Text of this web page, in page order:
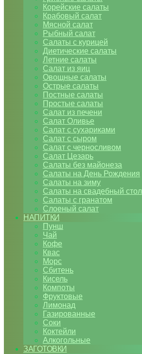
Корейские салаты
Крабовый салат
Мясной салат
Рыбный салат
Салаты с курицей
Диетические салаты
Летние салаты
Салат из яиц
Овощные салаты
Острые салаты
Постные салаты
Простые салаты
Салат из печени
Салат Оливье
Салат с сухариками
Салат с сыром
Салат с черносливом
Салат Цезарь
Салаты без майонеза
Салаты на День Рождения
Салаты на зиму
Салаты на свадебный стол
Салаты с гранатом
Слоеный салат
НАПИТКИ
Пунш
Чай
Кофе
Квас
Морс
Сбитень
Кисель
Компоты
Фруктовые
Лимонад
Газированные
Соки
Коктейли
Алкогольные
ЗАГОТОВКИ